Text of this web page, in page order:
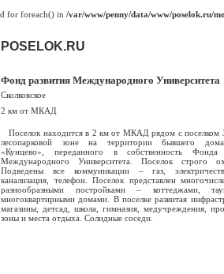
for foreach() in /var/www/penny/data/www/poselok.ru/
POSELOK.RU
Фонд развития Международного Университета
Сколковское
2 км от МКАД
Поселок находится в 2 км от МКАД рядом с поселком
лесопарковой зоне на территории бывшего
«Кунцево», переданного в собственность Фонда
Международного Университета. Поселок строго
Подведены все коммуникации – газ,
канализация, телефон. Поселок представлен
разнообразными постройками – коттеджами,
многоквартирными домами. В поселке развитая
магазины, детсад, школа, гимназия, медучреждения,
зоны и места отдыха. Солидные соседи.